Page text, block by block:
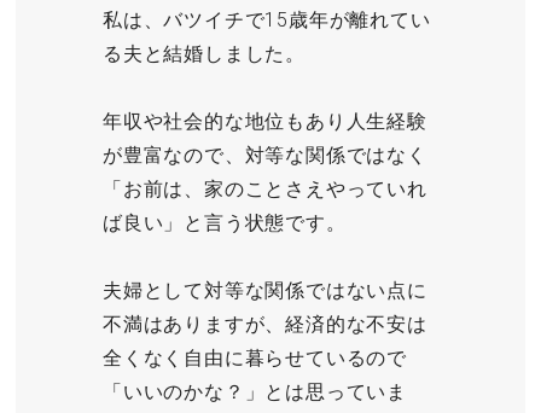
私は、バツイチで15歳年が離れてい
る夫と結婚しました。
年収や社会的な地位もあり人生経験
が豊富なので、対等な関係ではなく
「お前は、家のことさえやっていれ
ば良い」と言う状態です。
夫婦として対等な関係ではない点に
不満はありますが、経済的な不安は
全くなく自由に暮らせているので
「いいのかな？」とは思っていま